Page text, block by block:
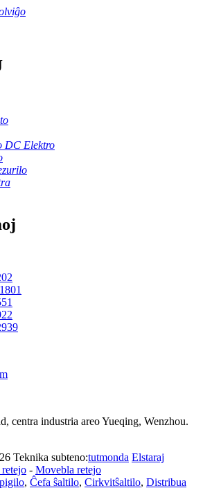
DC Elektro
centra industria areo Yueqing, Wenzhou.
Teknika subteno:tutmonda Elstaraj
- Movebla retejo
, Ĉefa ŝaltilo, Cirkvitŝaltilo, Distribua